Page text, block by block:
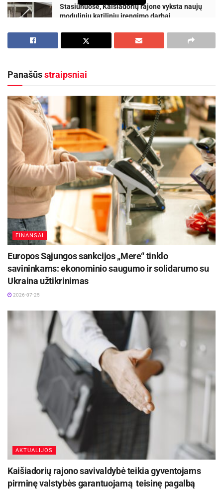
Stasiūnuose, Kaišiadorių rajone vyksta naujų
modulinių katilinių įrengimo darbai
DHL perka „Venipak“ grupę: stiprins pozicijas
2026-07-28
Remontuojama 320 metrų ilgio kelio atkarpa,
kurios plotis po darbų sieks 5,5 metro.
Tai pirmasis iš daugelio planuotų infrastruktūros
gerinimo projektų rajone šiais metais.
Šaltinis: Kaišiadorių rajono savivaldybė
Žymos: Infrastruktūra Kaišiadorių rajono savivaldybė
Panašūsstraipsniai
FINANSAI
Europos Sąjungos sankcijos „Mere“ tinklo
savininkams: ekonominio saugumo ir solidarumo su
Ukraina užtikrinimas
2026-07-25
AKTUALIJOS
Kaišiadorių rajono savivaldybė teikia gyventojams
pirminę valstybės garantuojamą teisinę pagalbą